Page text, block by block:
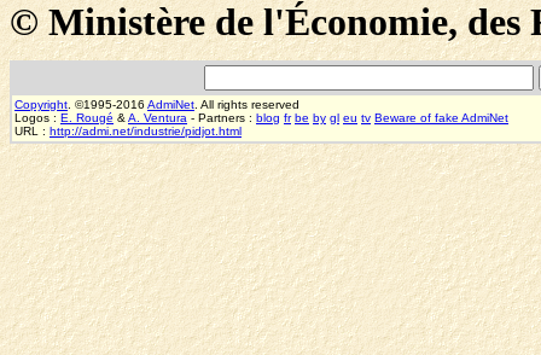
© Ministère de l'Économie, des
Copyright . ©1995-2016 AdmiNet . All rights reserved
Logos : E. Rougé & A. Ventura - Partners : blog fr be by gl eu tv Beware of fake AdmiNet
URL : http://admi.net/industrie/pidjot.html